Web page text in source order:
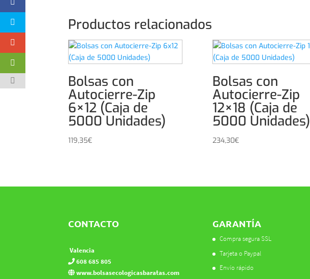
Productos relacionados
Bolsas con
Autocierre-Zip
6×12 (Caja de
5000 Unidades)
119,35€
Bolsas con
Autocierre-Zip
12×18 (Caja de
5000 Unidades)
234,30€
CONTACTO
Valencia
608 685 805
www.bolsasecologicasbaratas.com
GARANTÍA
Compra segura SSL
Tarjeta o Paypal
Envío rápido